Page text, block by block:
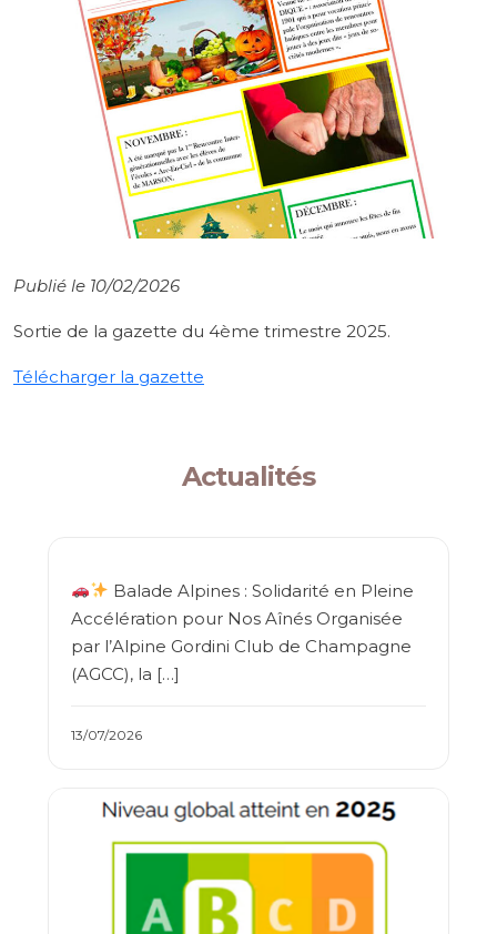
Publié le 10/02/2026
Sortie de la gazette du 4ème trimestre 2025.
Télécharger la gazette
Actualités
Balade Alpines : Solidarité en Pleine
Accélération pour Nos Aînés Organisée
par l’Alpine Gordini Club de Champagne
(AGCC), la […]
13/07/2026